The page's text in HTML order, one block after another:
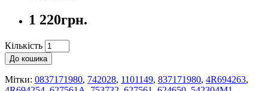
1 220грн.
Кількість
До кошика
Мітки: 0837171980, 742028, 1101149, 837171980, 4R694263,